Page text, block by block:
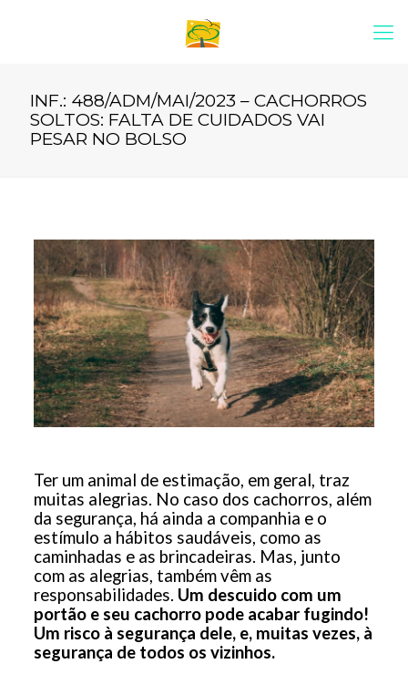
INF.: 488/ADM/MAI/2023 – CACHORROS
SOLTOS: FALTA DE CUIDADOS VAI
PESAR NO BOLSO
Ter um animal de estimação, em geral, traz
muitas alegrias. No caso dos cachorros, além
da segurança, há ainda a companhia e o
estímulo a hábitos saudáveis, como as
caminhadas e as brincadeiras. Mas, junto
com as alegrias, também vêm as
responsabilidades. Um descuido com um
portão e seu cachorro pode acabar fugindo!
Um risco à segurança dele, e, muitas vezes, à
segurança de todos os vizinhos.